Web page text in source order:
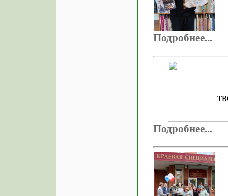
Подробнее...
Подробнее...